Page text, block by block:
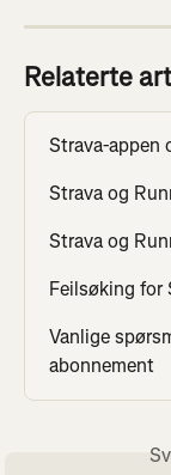
Relaterte
Strava-appen
Strava og
Strava og
Feilsøking for
Vanlige
abonnement